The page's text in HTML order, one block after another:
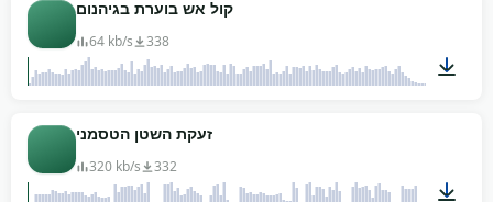
קול אש בוערת בגיהנום
64 kb/s 338
זעקת השטן הטסמני
320 kb/s 332